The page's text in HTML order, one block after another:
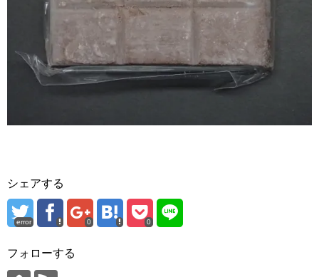
シェアする
error 0 0
フォローする